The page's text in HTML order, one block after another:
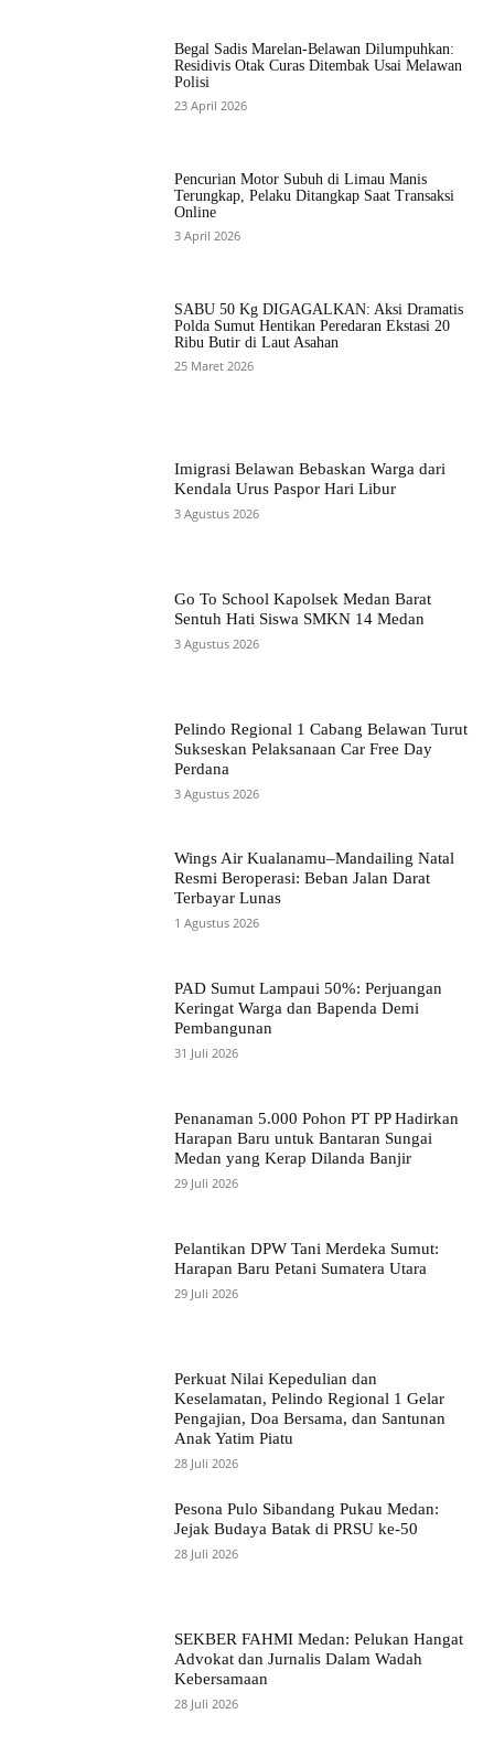
Begal Sadis Marelan-Belawan Dilumpuhkan:
Residivis Otak Curas Ditembak Usai Melawan
Polisi
23 April 2026
Pencurian Motor Subuh di Limau Manis
Terungkap, Pelaku Ditangkap Saat Transaksi
Online
3 April 2026
SABU 50 Kg DIGAGALKAN: Aksi Dramatis
Polda Sumut Hentikan Peredaran Ekstasi 20
Ribu Butir di Laut Asahan
25 Maret 2026
Imigrasi Belawan Bebaskan Warga dari
Kendala Urus Paspor Hari Libur
3 Agustus 2026
Go To School Kapolsek Medan Barat
Sentuh Hati Siswa SMKN 14 Medan
3 Agustus 2026
Pelindo Regional 1 Cabang Belawan Turut
Sukseskan Pelaksanaan Car Free Day
Perdana
3 Agustus 2026
Wings Air Kualanamu–Mandailing Natal
Resmi Beroperasi: Beban Jalan Darat
Terbayar Lunas
1 Agustus 2026
PAD Sumut Lampaui 50%: Perjuangan
Keringat Warga dan Bapenda Demi
Pembangunan
31 Juli 2026
Penanaman 5.000 Pohon PT PP Hadirkan
Harapan Baru untuk Bantaran Sungai
Medan yang Kerap Dilanda Banjir
29 Juli 2026
Pelantikan DPW Tani Merdeka Sumut:
Harapan Baru Petani Sumatera Utara
29 Juli 2026
Perkuat Nilai Kepedulian dan
Keselamatan, Pelindo Regional 1 Gelar
Pengajian, Doa Bersama, dan Santunan
Anak Yatim Piatu
28 Juli 2026
Pesona Pulo Sibandang Pukau Medan:
Jejak Budaya Batak di PRSU ke-50
28 Juli 2026
SEKBER FAHMI Medan: Pelukan Hangat
Advokat dan Jurnalis Dalam Wadah
Kebersamaan
28 Juli 2026